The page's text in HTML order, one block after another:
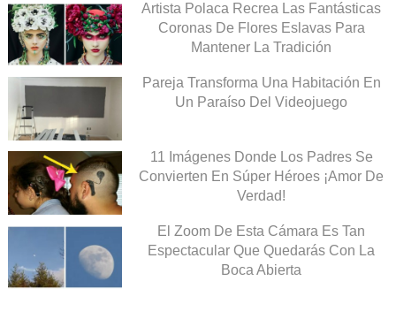
Artista Polaca Recrea Las Fantásticas
Coronas De Flores Eslavas Para
Mantener La Tradición
Pareja Transforma Una Habitación En
Un Paraíso Del Videojuego
11 Imágenes Donde Los Padres Se
Convierten En Súper Héroes ¡Amor De
Verdad!
El Zoom De Esta Cámara Es Tan
Espectacular Que Quedarás Con La
Boca Abierta